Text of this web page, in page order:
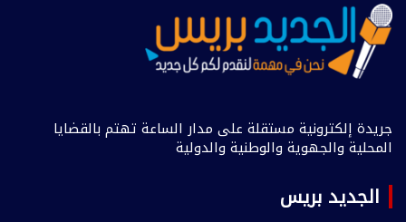
جريدة إلكترونية مستقلة على مدار الساعة تهتم بالقضايا
المحلية والجهوية والوطنية والدولية
الجديد بريس